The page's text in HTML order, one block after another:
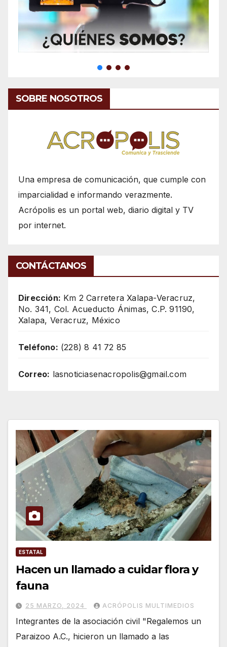
SOBRE NOSOTROS
Una empresa de comunicación, que cumple con
imparcialidad e informando verazmente.
Acrópolis es un portal web, diario digital y TV
por internet.
CONTÁCTANOS
Dirección: Km 2 Carretera Xalapa-Veracruz,
No. 341, Col. Acueducto Ánimas, C.P. 91190,
Xalapa, Veracruz, México
Teléfono: (228) 8 41 72 85
Correo: lasnoticiasenacropolis@gmail.com
ESTATAL
Hacen un llamado a cuidar flora y
fauna
25 MARZO, 2024 ACRÓPOLIS MULTIMEDIOS
Integrantes de la asociación civil "Regalemos un
Paraizoo A.C., hicieron un llamado a las